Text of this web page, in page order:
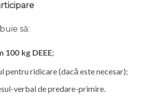
să:
100 kg DEEE;
pentru ridicare (dacă este necesar);
verbal de predare-primire.